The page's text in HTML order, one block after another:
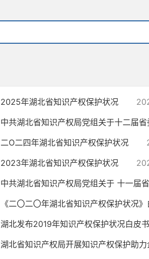
2025年湖北省知识产权保护状况
中共湖北省知识产权局党组关于十二届
二O二四年湖北省知识产权保护状况
2023年湖北省知识产权保护状况
中共湖北省知识产权局党组关于 十一届
《二〇二〇年湖北省知识产权保护状况
湖北发布2019年知识产权保护状况白皮书
湖北省知识产权局开展知识产权保护助